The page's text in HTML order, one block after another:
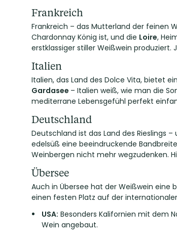
Frankreich
Frankreich – das Mutterland der feinen
Chardonnay König ist, und die Loire,
erstklassiger stiller Weißwein produziert.
Italien
Italien, das Land des Dolce Vita, bietet
Gardasee – Italien weiß, wie man die
mediterrane Lebensgefühl perfekt
Deutschland
Deutschland ist das Land des Rieslings
edelsüß eine beeindruckende
Weinbergen nicht mehr wegzudenken.
Übersee
Auch in Übersee hat der Weißwein eine
einen festen Platz auf der
USA: Besonders Kalifornien mit dem
Wein angebaut.